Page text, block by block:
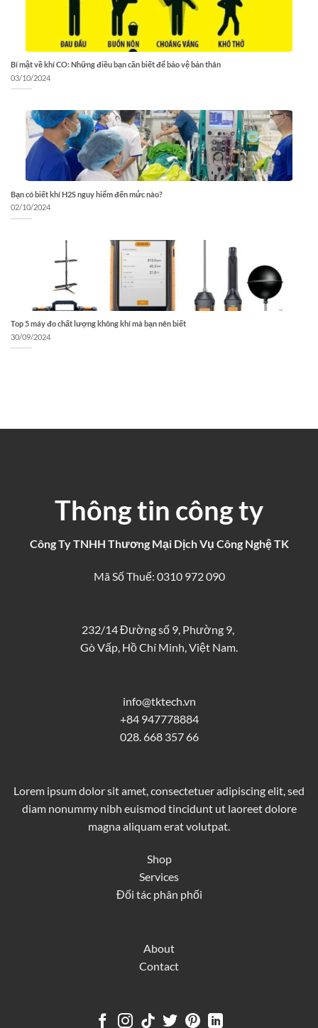
Bí mật về khí CO: Những điều bạn cần biết để bảo vệ bản thân
03/10/2024
Bạn có biết khí H2S nguy hiểm đến mức nào?
02/10/2024
Top 5 máy đo chất lượng không khí mà bạn nên biết
30/09/2024
Thông tin công ty
Công Ty TNHH Thương Mại Dịch Vụ Công Nghệ TK
Mã Số Thuế: 0310 972 090
232/14 Đường số 9, Phường 9,
Gò Vấp, Hồ Chí Minh, Việt Nam.
info@tktech.vn
+84 947778884
028. 668 357 66
Lorem ipsum dolor sit amet, consectetuer adipiscing elit, sed
diam nonummy nibh euismod tincidunt ut laoreet dolore
magna aliquam erat volutpat.
Shop
Services
Đối tác phân phối
About
Contact